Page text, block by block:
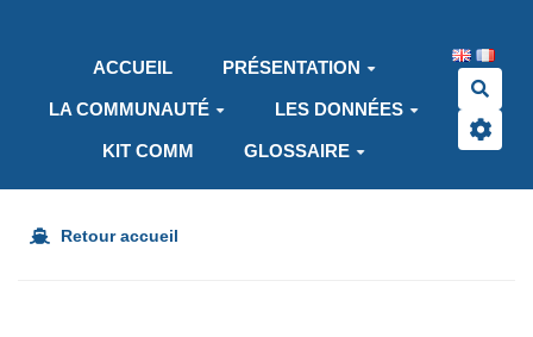
ACCUEIL
PRÉSENTATION
LA COMMUNAUTÉ LES DONNÉES
KIT COMM GLOSSAIRE
Retour accueil